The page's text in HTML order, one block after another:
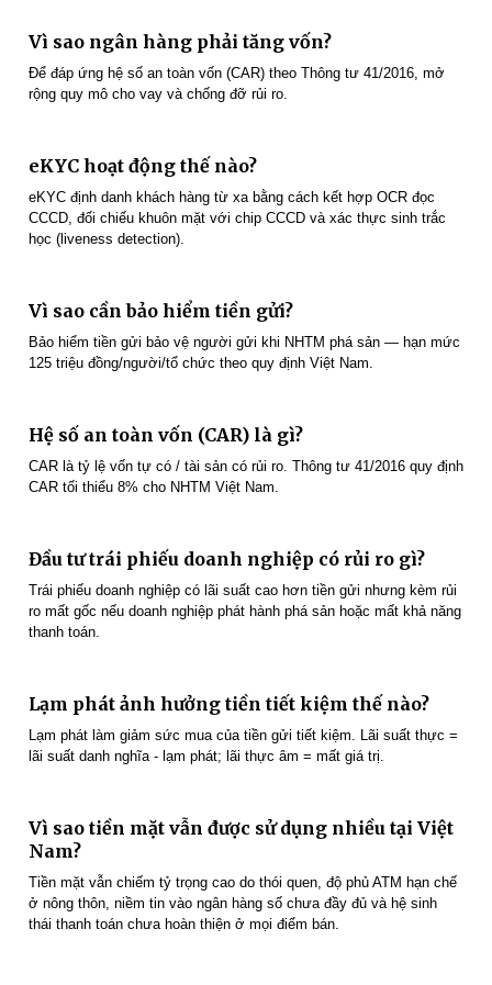
Vì sao ngân hàng phải tăng vốn?
Để đáp ứng hệ số an toàn vốn (CAR) theo Thông tư 41/2016, mở
rộng quy mô cho vay và chống đỡ rủi ro.
eKYC hoạt động thế nào?
eKYC định danh khách hàng từ xa bằng cách kết hợp OCR đọc
CCCD, đối chiếu khuôn mặt với chip CCCD và xác thực sinh trắc
học (liveness detection).
Vì sao cần bảo hiểm tiền gửi?
Bảo hiểm tiền gửi bảo vệ người gửi khi NHTM phá sản — hạn mức
125 triệu đồng/người/tổ chức theo quy định Việt Nam.
Hệ số an toàn vốn (CAR) là gì?
CAR là tỷ lệ vốn tự có / tài sản có rủi ro. Thông tư 41/2016 quy định
CAR tối thiểu 8% cho NHTM Việt Nam.
Đầu tư trái phiếu doanh nghiệp có rủi ro gì?
Trái phiếu doanh nghiệp có lãi suất cao hơn tiền gửi nhưng kèm rủi
ro mất gốc nếu doanh nghiệp phát hành phá sản hoặc mất khả năng
thanh toán.
Lạm phát ảnh hưởng tiền tiết kiệm thế nào?
Lạm phát làm giảm sức mua của tiền gửi tiết kiệm. Lãi suất thực =
lãi suất danh nghĩa - lạm phát; lãi thực âm = mất giá trị.
Vì sao tiền mặt vẫn được sử dụng nhiều tại Việt
Nam?
Tiền mặt vẫn chiếm tỷ trọng cao do thói quen, độ phủ ATM hạn chế
ở nông thôn, niềm tin vào ngân hàng số chưa đầy đủ và hệ sinh
thái thanh toán chưa hoàn thiện ở mọi điểm bán.